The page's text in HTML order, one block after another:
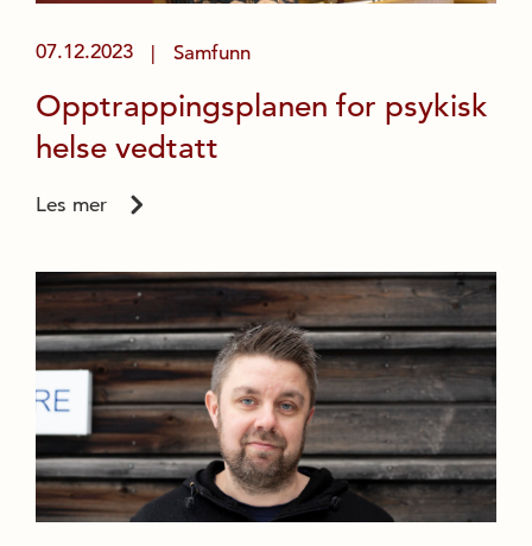
07.12.2023 | Samfunn
Opptrappingsplanen for psykisk
helse vedtatt
Les mer